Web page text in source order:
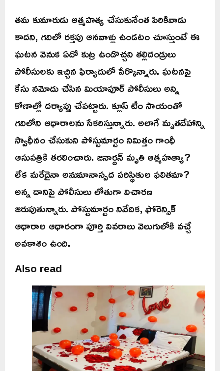
తమ కుమారుడు ఆత్మహత్య చేసుకునేంత పిరికివాడు
కాదని, గదిలో రక్తపు ఆనవాళ్లు ఉండటం చూస్తుంటే ఈ
ఘటన వెనుక ఏదో కుట్ర ఉండొచ్చని తల్లిదండ్రులు
పోలీసులకు ఇచ్చిన ఫిర్యాదులో పేర్కొన్నారు. ఘటనపై
కేసు నమోదు చేసిన మియాపూర్ పోలీసులు అన్ని
కోణాల్లో దర్యాప్తు చేపట్టారు. క్లూస్ టీం సాయంతో
గదిలోని ఆధారాలను సేకరిస్తున్నారు. అలాగే మృతదేహాన్ని
స్వాధీనం చేసుకుని పోస్టుమార్టం నిమిత్తం గాంధీ
ఆసుపత్రికి తరలించారు. జనార్దన్ మృతి ఆత్మహత్యా?
లేక మరేదైనా అనుమానాస్పద పరిస్థితుల ఫలితమా?
అన్న దానిపై పోలీసులు లోతుగా విచారణ
జరుపుతున్నారు. పోస్టుమార్టం నివేదిక, ఫోరెన్సిక్
ఆధారాల ఆధారంగా పూర్తి వివరాలు వెలుగులోకి వచ్చే
అవకాశం ఉంది.
Also read